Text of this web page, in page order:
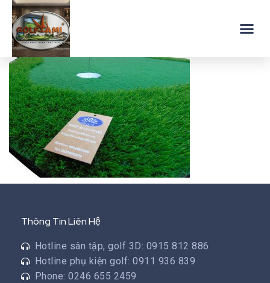
Thông Tin Liên Hệ
Hotline sân tập, golf 3D: 0915 812 886
Hotline phụ kiện golf: 0911 936 839
Phone: 0246 655 2459